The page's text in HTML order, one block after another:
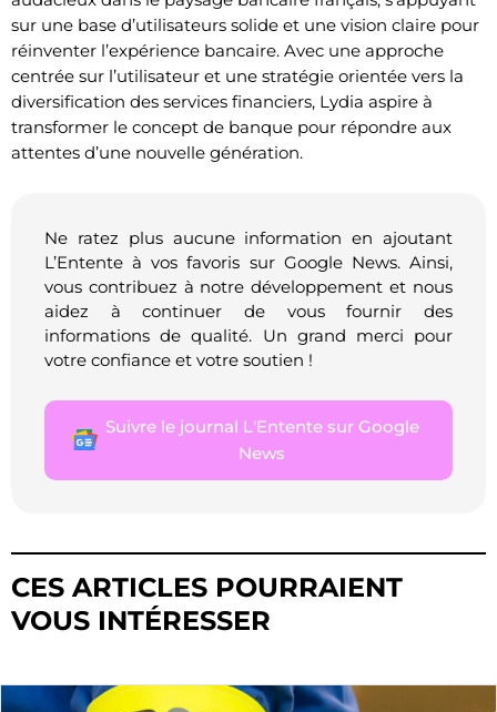
sur une base d’utilisateurs solide et une vision claire pour
réinventer l’expérience bancaire. Avec une approche
centrée sur l’utilisateur et une stratégie orientée vers la
diversification des services financiers, Lydia aspire à
transformer le concept de banque pour répondre aux
attentes d’une nouvelle génération.
Ne ratez plus aucune information en ajoutant
L’Entente à vos favoris sur Google News. Ainsi,
vous contribuez à notre développement et nous
aidez à continuer de vous fournir des
informations de qualité. Un grand merci pour
votre confiance et votre soutien !
Suivre le journal L'Entente sur Google
News
CES ARTICLES POURRAIENT
VOUS INTÉRESSER